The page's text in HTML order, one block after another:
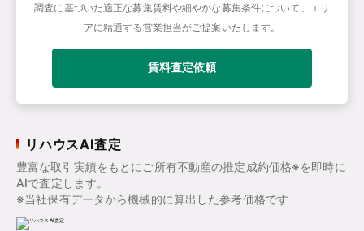
調査に基づいた適正な募集賃料や細やかな募集条件について、エリ
アに精通する営業担当がご提案いたします。
賃料査定依頼
リハウスAI査定
豊富な取引実績をもとにご所有不動産の推定成約価格※を即時に
AIで査定します。
※当社保有データから機械的に算出した参考価格です